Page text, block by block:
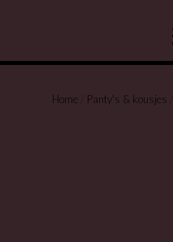
Home Panty's & kousjes